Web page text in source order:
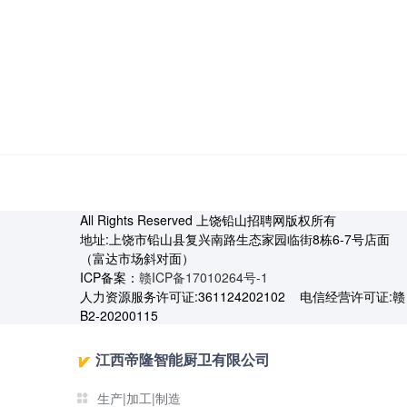
江西帝隆智能厨卫有限公司
生产|加工|制造
All Rights Reserved 上饶铅山招聘网版权所有
地址:上饶市铅山县复兴南路生态家园临街8栋6-7号店面
（富达市场斜对面）
ICP备案： 赣ICP备17010264号-1
人力资源服务许可证:361124202102 电信经营许可证:赣
B2-20200115